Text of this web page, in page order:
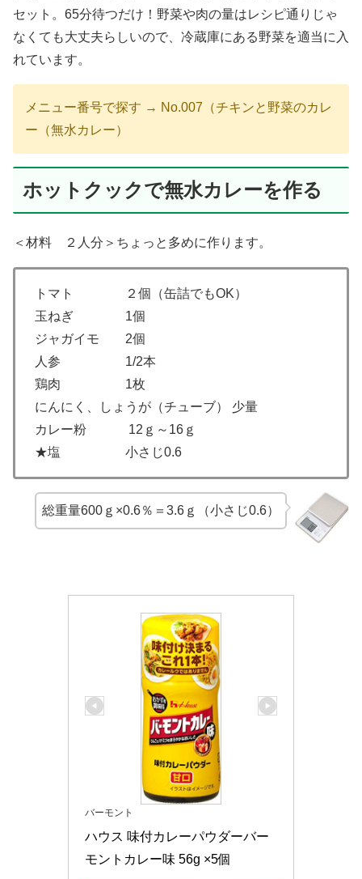
セット。65分待つだけ！野菜や肉の量はレシピ通りじゃ
なくても大丈夫らしいので、冷蔵庫にある野菜を適当に入
れています。
メニュー番号で探す → No.007（チキンと野菜のカレ
ー（無水カレー）
ホットクックで無水カレーを作る
＜材料 ２人分＞ちょっと多めに作ります。
トマト ２個（缶詰でもOK）
玉ねぎ 1個
ジャガイモ 2個
人参 1/2本
鶏肉 1枚
にんにく、しょうが（チューブ） 少量
カレー粉 12ｇ～16ｇ
★塩 小さじ0.6
総重量600ｇ×0.6％＝3.6ｇ（小さじ0.6）
バーモント
ハウス 味付カレーパウダーバー
モントカレー味 56g ×5個